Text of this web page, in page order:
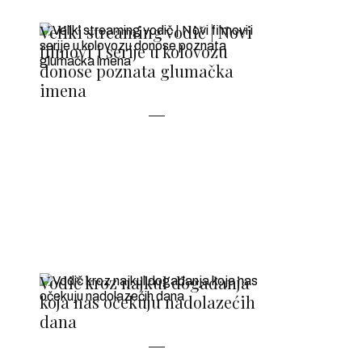
Veliki streaming vodič | Novi
filmovi i serije u kolovozu
donose poznata glumačka
imena
Vodič kroz najkul događanja
koja nas očekuju nadolazećih
dana